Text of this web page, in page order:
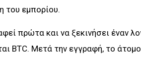
του εμπορίου.
πρώτα και να ξεκινήσει έναν
BTC. Μετά την εγγραφή, το